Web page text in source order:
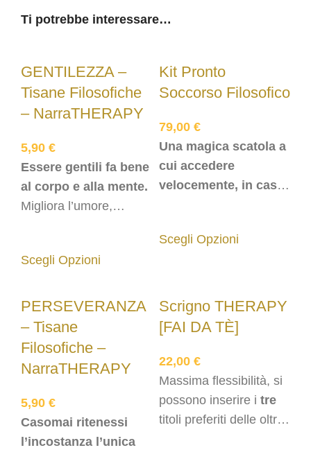
Ti potrebbe interessare…
GENTILEZZA –
Tisane Filosofiche
– NarraTHERAPY
5,90 €
Essere gentili fa bene
al corpo e alla mente.
Migliora l’umore,
Scegli Opzioni
Kit Pronto
Soccorso Filosofico
79,00 €
Una magica scatola a
cui accedere
velocemente, in caso
tiratura limitatissima
Scegli Opzioni
PERSEVERANZA
– Tisane
Filosofiche –
NarraTHERAPY
5,90 €
Casomai ritenessi
l’incostanza l’unica
Scrigno THERAPY
[FAI DA TÈ]
22,00 €
Massima flessibilità, si
possono inserire i tre
titoli preferiti delle oltre